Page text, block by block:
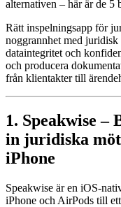
alternativen – här är de 5
Rätt inspelningsapp för
noggrannhet med
dataintegritet och
och producera
från klientakter till
1. Speakwise –
in juridiska
iPhone
Speakwise är en iOS-
iPhone och AirPods till